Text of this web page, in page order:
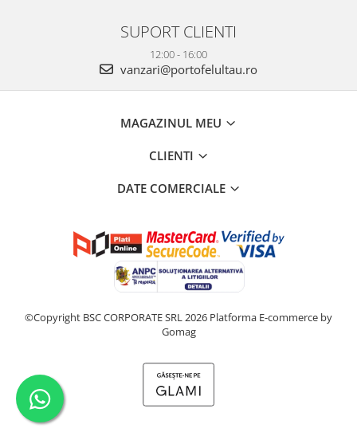
SUPORT CLIENTI
12:00 - 16:00
vanzari@portofelultau.ro
MAGAZINUL MEU
CLIENTI
DATE COMERCIALE
©Copyright BSC CORPORATE SRL 2026 Platforma E-commerce by
Gomag